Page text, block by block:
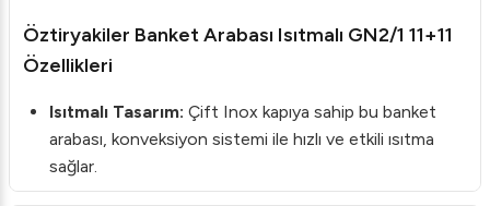
Öztiryakiler Banket Arabası Isıtmalı GN2/1 11+11
Özellikleri
Isıtmalı Tasarım: Çift Inox kapıya sahip bu banket
arabası, konveksiyon sistemi ile hızlı ve etkili ısıtma
sağlar.